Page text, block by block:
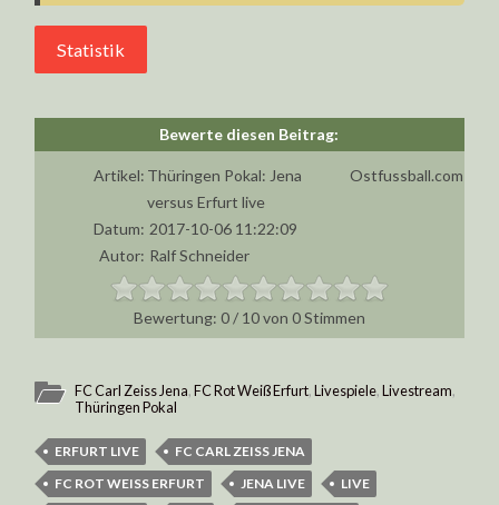
Statistik
Artikel: Thüringen Pokal: Jena
versus Erfurt live
Ostfussball.com
Datum: 2017-10-06 11:22:09
Autor: Ralf Schneider
0/ 10von 0Stimmen
FC Carl Zeiss Jena,FC Rot Weiß Erfurt,Livespiele,Livestream,
Thüringen Pokal
ERFURT LIVE
FC CARL ZEISS JENA
FC ROT WEISS ERFURT
JENA LIVE
LIVE